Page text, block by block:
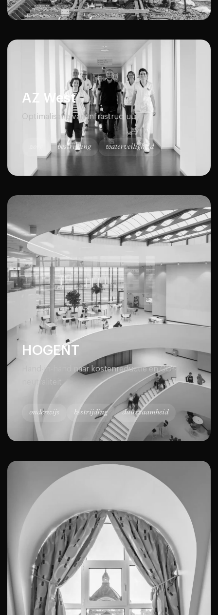
AZ West
Optimalisatie van infrastructuur
bestrijding waterveiligheid
HOGENT
Hand-in-hand naar kostenreductie en CO²-
neutraliteit
onderwijs bestrijding duurzaamheid